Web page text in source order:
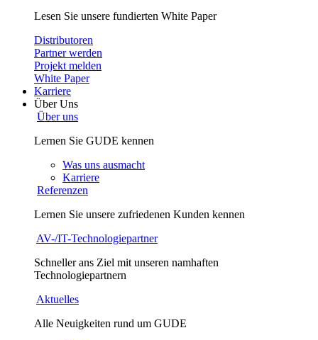
Lesen Sie unsere fundierten White Paper
Distributoren
Partner werden
Projekt melden
White Paper
Karriere
Über Uns
Über uns
Lernen Sie GUDE kennen
Was uns ausmacht
Karriere
Referenzen
Lernen Sie unsere zufriedenen Kunden kennen
AV-/IT-Technologiepartner
Schneller ans Ziel mit unseren namhaften
Technologiepartnern
Aktuelles
Alle Neuigkeiten rund um GUDE